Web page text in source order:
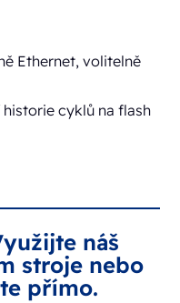
Ethernet, volitelně
cyklů na flash
náš
stroje nebo
přímo.